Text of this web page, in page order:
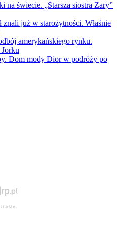
na świecie. „Starsza siostra Zary”
znali już w starożytności. Właśnie
amerykańskiego rynku.
Dom mody Dior w podróży po